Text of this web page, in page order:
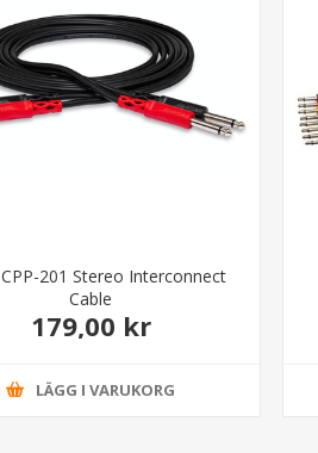
201 Stereo Interconnect
Cable
179,00 kr
LÄGG I VARUKORG